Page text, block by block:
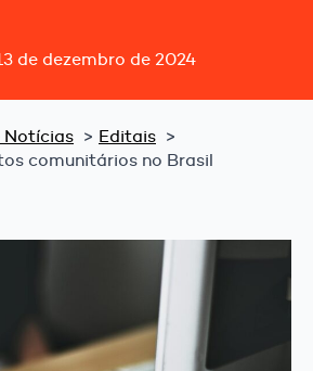
de dezembro de 2024
Notícias
Editais
comunitários no Brasil